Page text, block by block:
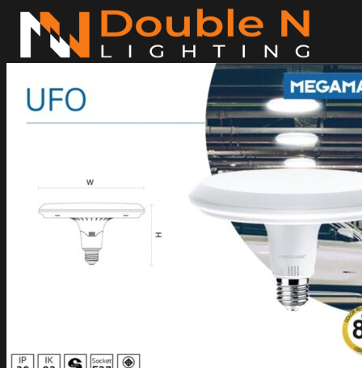
ข้าม
Home
Magnetic Light
Track light
Downlight
DOWNLIGHT E27
หลอดไฟ LED LAMPO